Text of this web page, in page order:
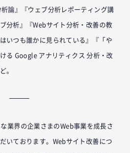
論』『ウェブ分析レポーティング講
分析』『Webサイト分析・改善の教
いつも誰かに見られている』『「や
る Google アナリティクス 分析・改
。
業界の企業さまのWeb事業を成長さ
いております。Webサイト改善につ